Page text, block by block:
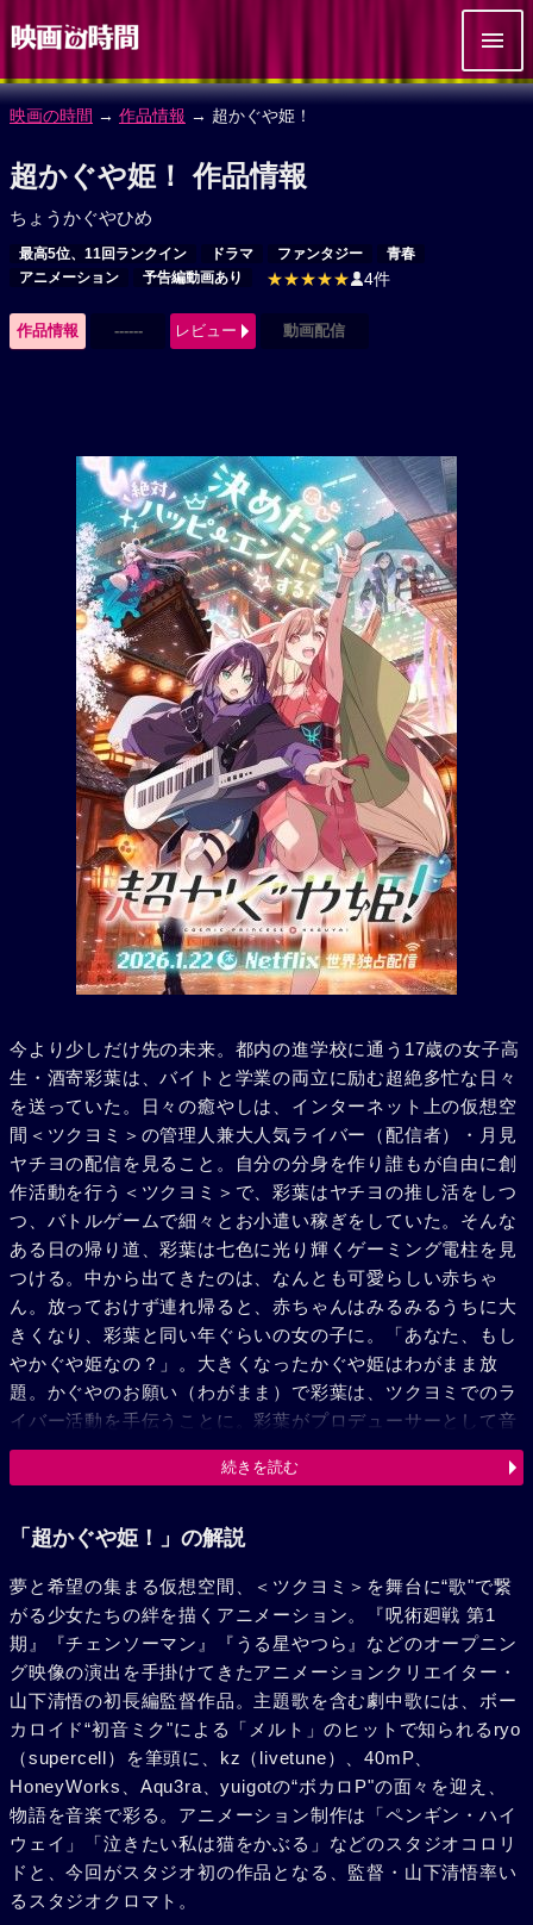
映画の時間 → 作品情報 → 超かぐや姫！
超かぐや姫！ 作品情報
ちょうかぐやひめ
最高5位、11回ランクイン ドラマ ファンタジー
青春
アニメーション
予告編動画あり ★★★★★ 4件
作品情報 ------ レビュー 動画配信
今より少しだけ先の未来。都内の進学校に通う17歳の女子高
生・酒寄彩葉は、バイトと学業の両立に励む超絶多忙な日々
を送っていた。日々の癒やしは、インターネット上の仮想空
間＜ツクヨミ＞の管理人兼大人気ライバー（配信者）・月見
ヤチヨの配信を見ること。自分の分身を作り誰もが自由に創
作活動を行う＜ツクヨミ＞で、彩葉はヤチヨの推し活をしつ
つ、バトルゲームで細々とお小遣い稼ぎをしていた。そんな
ある日の帰り道、彩葉は七色に光り輝くゲーミング電柱を見
つける。中から出てきたのは、なんとも可愛らしい赤ちゃ
ん。放っておけず連れ帰ると、赤ちゃんはみるみるうちに大
きくなり、彩葉と同い年ぐらいの女の子に。「あなた、もし
やかぐや姫なの？」。大きくなったかぐや姫はわがまま放
題。かぐやのお願い（わがまま）で彩葉は、ツクヨミでのラ
イバー活動を手伝うことに。彩葉がプロデューサーとして音
楽を作り、かぐやがライバーとして歌うことで、二人は少し
ずつ打ち解けていく。かぐやを月へと連れ戻す不吉な影が、
続きを読む
「超かぐや姫！」の解説
夢と希望の集まる仮想空間、＜ツクヨミ＞を舞台に“歌"で繋
がる少女たちの絆を描くアニメーション。『呪術廻戦 第1
期』『チェンソーマン』『うる星やつら』などのオープニン
グ映像の演出を手掛けてきたアニメーションクリエイター・
山下清悟の初長編監督作品。主題歌を含む劇中歌には、ボー
カロイド“初音ミク"による「メルト」のヒットで知られるryo
（supercell）を筆頭に、kz（livetune）、40mP、
HoneyWorks、Aqu3ra、yuigotの“ボカロP"の面々を迎え、
物語を音楽で彩る。アニメーション制作は「ペンギン・ハイ
ウェイ」「泣きたい私は猫をかぶる」などのスタジオコロリ
ドと、今回がスタジオ初の作品となる、監督・山下清悟率い
るスタジオクロマト。